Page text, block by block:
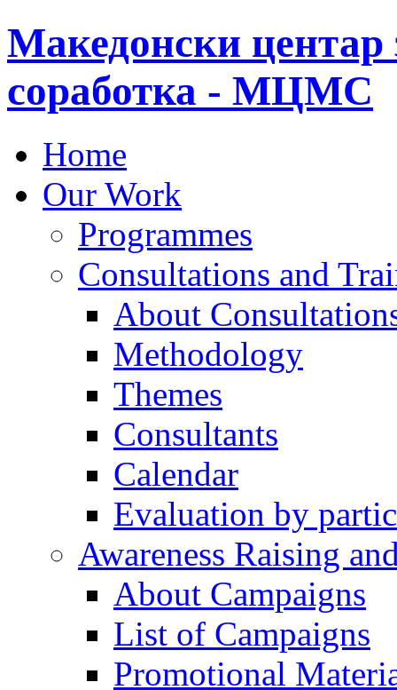
Македонски центар
соработка - МЦМС
Home
Our Work
Programmes
Consultations and
About
Methodology
Themes
Consultants
Calendar
Evaluation by
Awareness Raising
About Campaigns
List of Campaigns
Promotional